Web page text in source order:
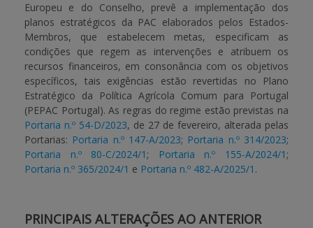
BENEFICIARY SUPPORT
Login / Register
Europeu e do Conselho, prevê a implementação dos
planos estratégicos da PAC elaborados pelos Estados-
Membros, que estabelecem metas, especificam as
condições que regem as intervenções e atribuem os
recursos financeiros, em consonância com os objetivos
específicos, tais exigências estão revertidas no Plano
Estratégico da Política Agrícola Comum para Portugal
(PEPAC Portugal). As regras do regime estão previstas na
Portaria n.º 54-D/2023, de 27 de fevereiro, alterada pelas
Portarias: Portaria n.º 147-A/2023; Portaria n.º 314/2023;
Portaria n.º 80-C/2024/1; Portaria n.º 155-A/2024/1;
Portaria n.º 365/2024/1 e Portaria n.º 482-A/2025/1 .
PRINCIPAIS ALTERAÇÕES AO ANTERIOR